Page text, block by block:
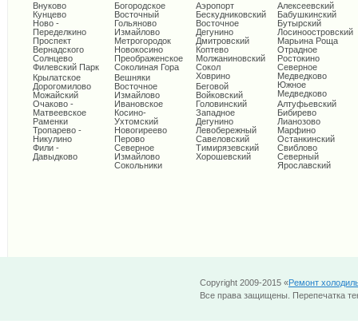
Внуково
Кунцево
Ново -
Переделкино
Проспект
Вернадского
Солнцево
Филевский Парк
Крылатское
Дорогомилово
Можайский
Очаково -
Матвеевское
Раменки
Тропарево -
Никулино
Фили -
Давыдково
Богородское
Восточный
Гольяново
Измайлово
Метрогородок
Новокосино
Преображенское
Соколиная Гора
Вешняки
Восточное
Измайлово
Ивановское
Косино-
Ухтомский
Новогиреево
Перово
Северное
Измайлово
Сокольники
Аэропорт
Бескудниковский
Восточное
Дегунино
Дмитровский
Коптево
Молжаниновский
Сокол
Ховрино
Беговой
Войковский
Головинский
Западное
Дегунино
Левобережный
Савеловский
Тимирязевский
Хорошевский
Алексеевский
Бабушкинский
Бутырский
Лосиноостровский
Марьина Роща
Отрадное
Ростокино
Северное
Медведково
Южное
Медведково
Алтуфьевский
Бибирево
Лианозово
Марфино
Останкинский
Свиблово
Северный
Ярославский
Copyright 2009-2015 «Ремонт
Все права защищены. Перепечатка